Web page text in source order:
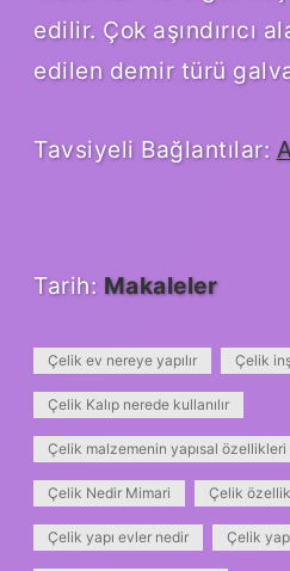
edilir. Çok aşındırıcı
edilen demir türü
Tavsiyeli Bağlantılar:
Tarih: Makaleler
Çelik ev nereye yapılır Çelik
Çelik Kalıp nerede kullanılır
Çelik malzemenin yapısal
Çelik Nedir Mimari Çelik
Çelik yapı evler nedir Çelik